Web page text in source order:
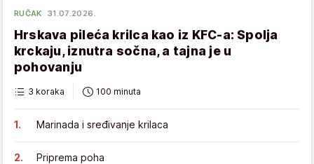
RUČAK 31.07.2026.
Hrskava pileća krilca kao iz KFC-a: Spolja
krckaju, iznutra sočna, a tajna je u
pohovanju
3 koraka 100 minuta
Marinada i sređivanje krilaca
Priprema poha